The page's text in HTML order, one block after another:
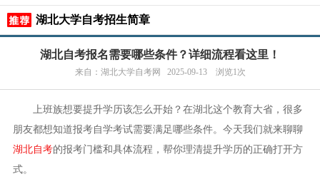
湖北大学自考招生简章
湖北自考报名需要哪些条件？详细流程看这里！
来自：湖北大学自考网 2025-09-13 浏览1次
上班族想要提升学历该怎么开始？在湖北这个教育大省，很多
朋友都想知道报考自学考试需要满足哪些条件。今天我们就来聊聊
湖北自考的报考门槛和具体流程，帮你理清提升学历的正确打开方
式。